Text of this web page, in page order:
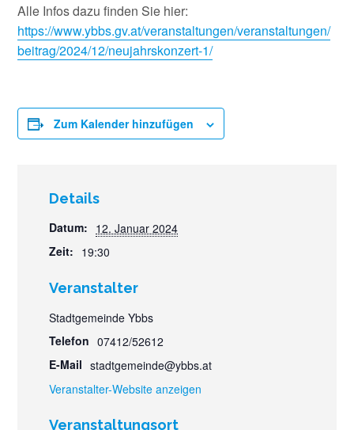
Alle Infos dazu finden Sie hier:
https://www.ybbs.gv.at/veranstaltungen/veranstaltungen/
beitrag/2024/12/neujahrskonzert-1/
Zum Kalender hinzufügen
Details
Datum: 12. Januar 2024
Zeit: 19:30
Veranstaltungsort
Veranstalter
Stadtgemeinde Ybbs
Telefon 07412/52612
E-Mail stadtgemeinde@ybbs.at
Veranstalter-Website anzeigen